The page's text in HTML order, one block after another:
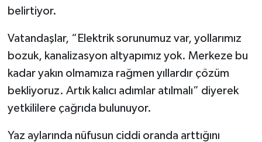
belirtiyor.
Vatandaşlar, “Elektrik sorunumuz var, yollarımız
bozuk, kanalizasyon altyapımız yok. Merkeze bu
kadar yakın olmamıza rağmen yıllardır çözüm
bekliyoruz. Artık kalıcı adımlar atılmalı” diyerek
yetkililere çağrıda bulunuyor.
Yaz aylarında nüfusun ciddi oranda arttığını